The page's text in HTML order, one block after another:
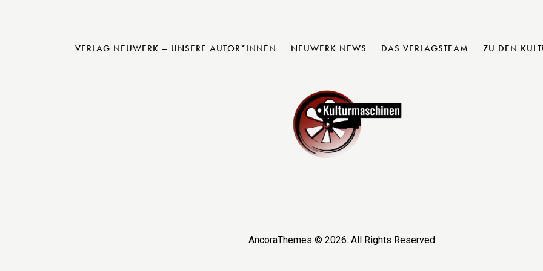
VERLAG NEUWERK – UNSERE AUTOR*INNEN NEUWERK NEWS DAS VERLAGSTEAM ZU DEN
AncoraThemes © 2026. All Rights Reserved.